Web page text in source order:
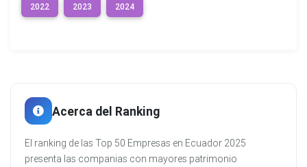
2022 2023 2024
Acerca del Ranking
El ranking de las Top 50 Empresas en Ecuador 2025
presenta las companias con mayores patrimonio